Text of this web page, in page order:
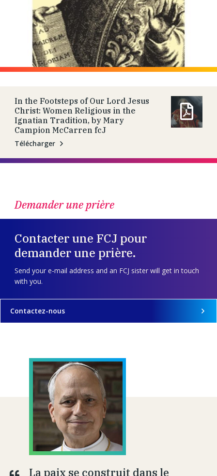
In the Footsteps of Our Lord Jesus
Christ: Women Religious in the
Ignatian Tradition, by Mary
Campion McCarren fcJ
Télécharger
Demander une prière
Contacter une FCJ pour
demander une prière.
Send your e-mail address and an FCJ sister will get in touch
with you.
Contactez-nous
La paix se construit dans le